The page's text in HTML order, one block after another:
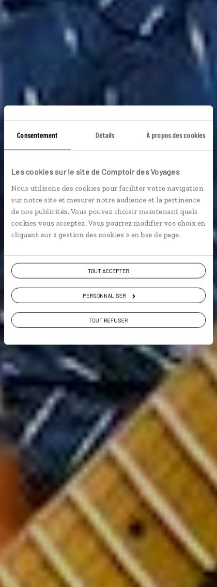
Consentement Détails À propos des cookies
Les cookies sur le site de Comptoir des Voyages
Nous utilisons des cookies pour faciliter votre navigation
sur notre site et mesurer notre audience et la pertinence
de nos publicités. Vous pouvez choisir maintenant quels
cookies vous acceptez. Vous pourrez modifier vos choix en
cliquant sur « gestion des cookies » en bas de page.
TOUT ACCEPTER
PERSONNALISER
TOUT REFUSER
Le grand Sud en
musique
Autotour dans le Sud : Tennessee, Mississippi et
Louisiane.
Vie locale
Unis
VOIR LA GALERIE PHOTOS